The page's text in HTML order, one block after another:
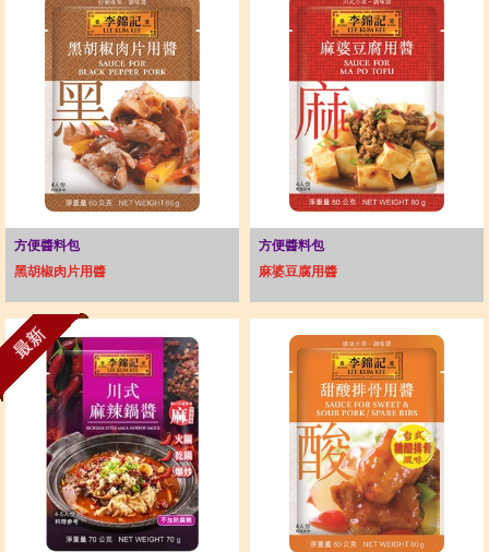
方便醬料包
黑胡椒肉片用醬
方便醬料包
麻婆豆腐用醬
最新